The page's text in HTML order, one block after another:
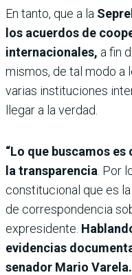
En tanto, que a la
los acuerdos de
internacionales, a fin
mismos, de tal modo a
varias instituciones
llegar a la verdad.
“Lo que buscamos
la transparencia . Por
constitucional que es
de correspondencia
expresidente.
evidencias
senador Mario Varela.